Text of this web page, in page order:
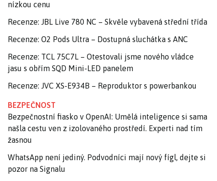
nízkou cenu
Recenze: JBL Live 780 NC – Skvěle vybavená střední třída
Recenze: O2 Pods Ultra – Dostupná sluchátka s ANC
Recenze: TCL 75C7L – Otestovali jsme nového vládce
jasu s obřím SQD Mini-LED panelem
Recenze: JVC XS-E934B – Reproduktor s powerbankou
BEZPEČNOST
Bezpečnostní fiasko v OpenAI: Umělá inteligence si sama
našla cestu ven z izolovaného prostředí. Experti nad tím
žasnou
WhatsApp není jediný. Podvodníci mají nový fígl, dejte si
pozor na Signalu